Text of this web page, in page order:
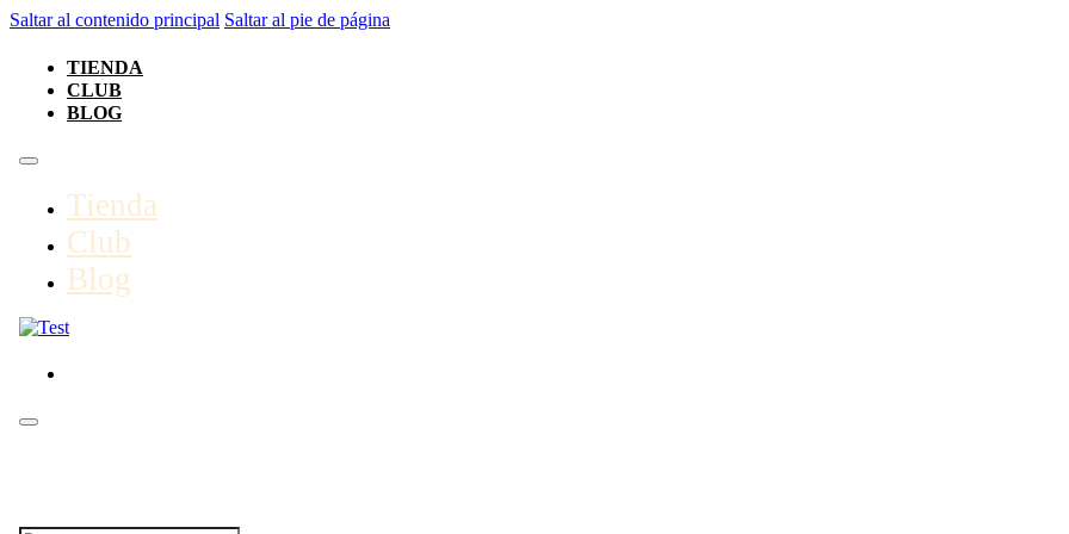
Saltar al contenido principal Saltar al pie de página
TIENDA
CLUB
BLOG
Tienda
Club
Blog